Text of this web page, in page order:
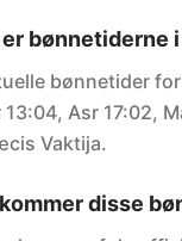
bønnetiderne
bønnetider
13:04, Asr 17:02,
Vaktija.
disse